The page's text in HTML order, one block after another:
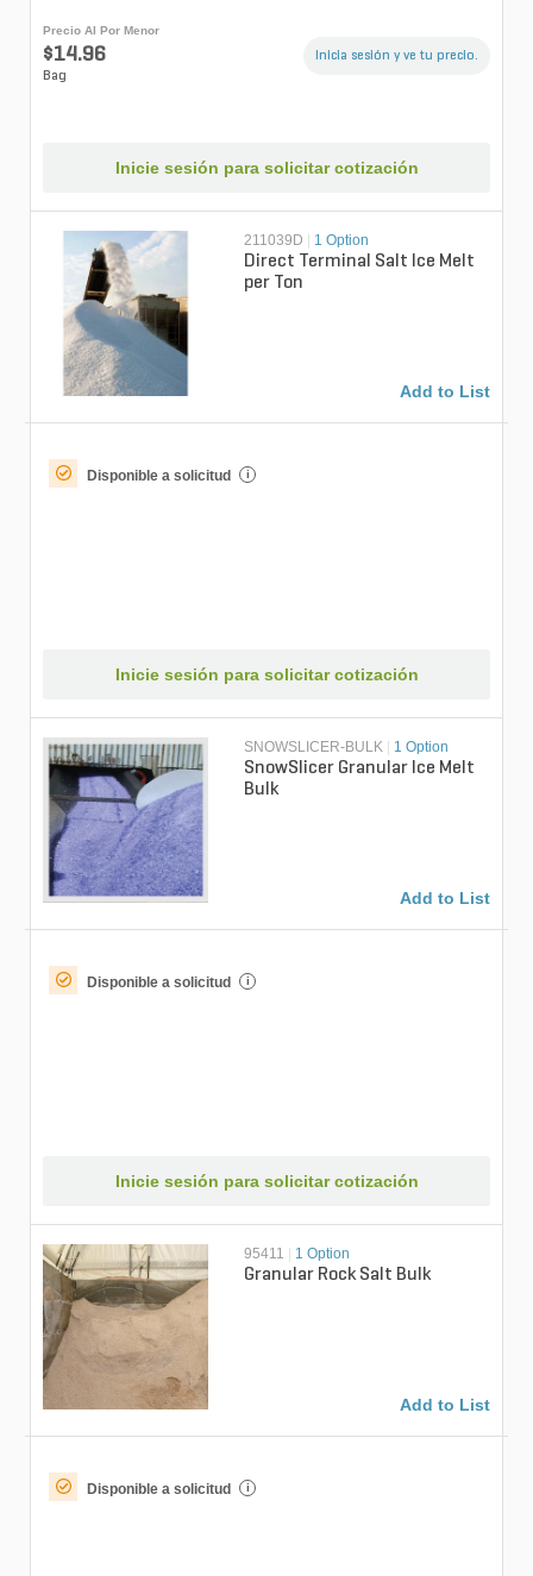
Precio Al Por Menor
$14.96
Bag
Inicia sesión y ve tu precio.
Inicie sesión para solicitar cotización
211039D | 1 Option
Direct Terminal Salt Ice Melt
per Ton
Add to List
Disponible a solicitud i
Inicie sesión para solicitar cotización
SNOWSLICER-BULK | 1 Option
SnowSlicer Granular Ice Melt
Bulk
Add to List
Disponible a solicitud i
Inicie sesión para solicitar cotización
95411 1 Option
Granular Rock Salt Bulk
Add to List
Disponible a solicitud i